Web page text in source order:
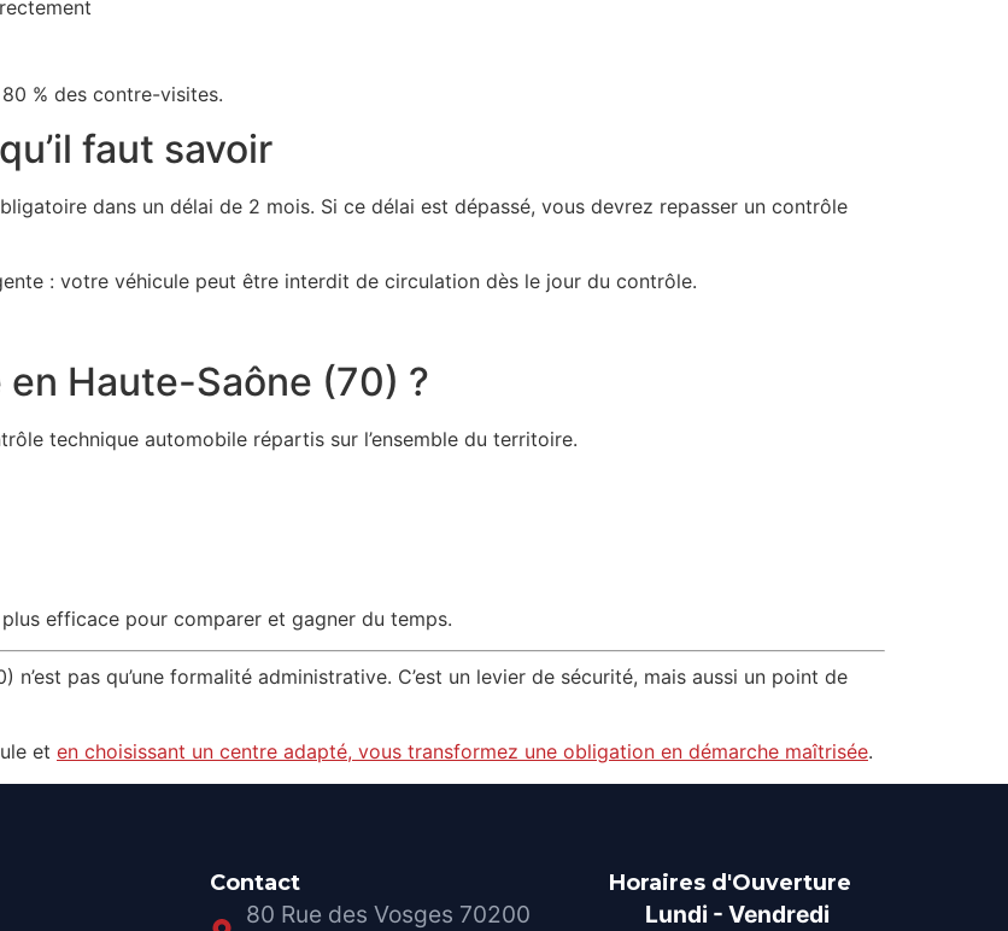
% des contre-visites.
faut savoir
dans un délai de 2 mois. Si ce délai est dépassé, vous devrez repasser un contrôle
: votre véhicule peut être interdit de circulation dès le jour du contrôle.
Haute-Saône (70) ?
technique automobile répartis sur l’ensemble du territoire.
efficace pour comparer et gagner du temps.
pas qu’une formalité administrative. C’est un levier de sécurité, mais aussi un point de
et en choisissant un centre adapté, vous transformez une obligation en démarche maîtrisée.
Contact
80 Rue des Vosges 70200
Horaires d'Ouverture
Lundi - Vendredi